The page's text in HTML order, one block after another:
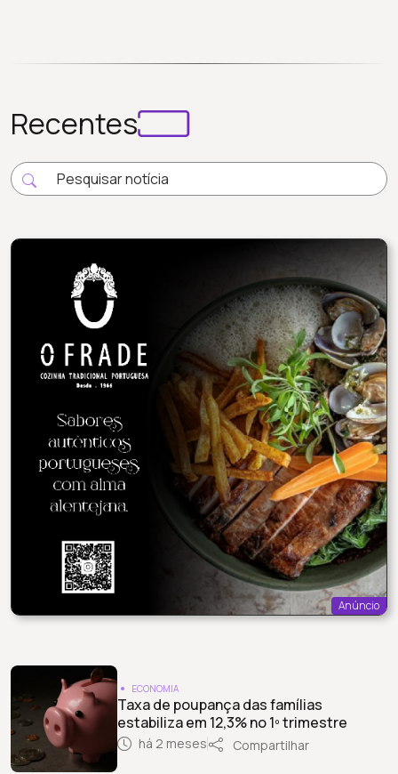
Recentes
Anúncio
ECONOMIA
Taxa de poupança das famílias
estabiliza em 12,3% no 1º trimestre
há 2 meses Compartilhar